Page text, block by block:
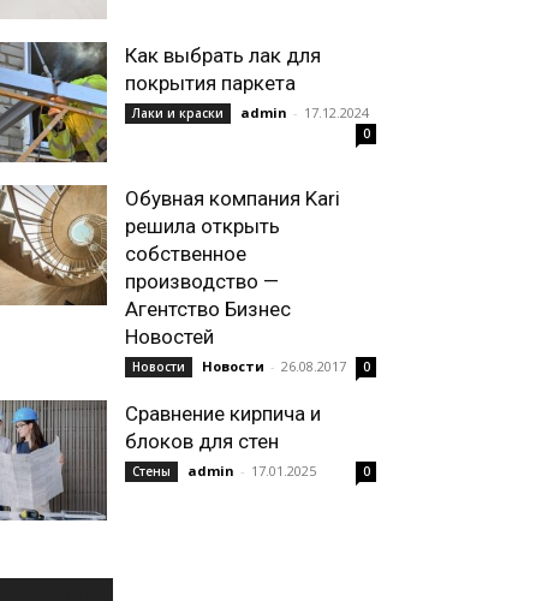
Как выбрать лак для
покрытия паркета
Лаки и краски admin - 17.12.2024
0
Обувная компания Kari
решила открыть
собственное
производство —
Агентство Бизнес
Новостей
Новости Новости - 26.08.2017 0
Сравнение кирпича и
блоков для стен
Стены admin - 17.01.2025 0